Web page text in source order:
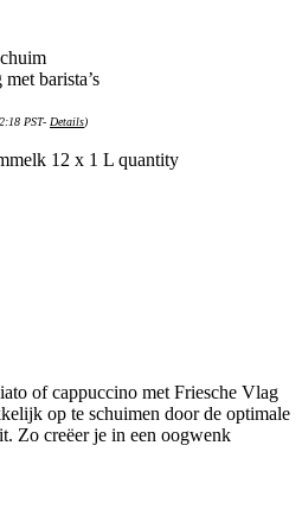
barista’s
PST- Details)
12 x 1 L quantity
of cappuccino met Friesche Vlag
op te schuimen door de optimale
Zo creëer je in een oogwenk